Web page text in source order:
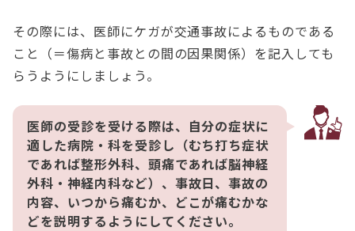
その際には、医師にケガが交通事故によるものである
こと（＝傷病と事故との間の因果関係）を記入しても
らうようにしましょう。
医師の受診を受ける際は、自分の症状に
適した病院・科を受診し（むち打ち症状
であれば整形外科、頭痛であれば脳神経
外科・神経内科など）、事故日、事故の
内容、いつから痛むか、どこが痛むかな
どを説明するようにしてください。